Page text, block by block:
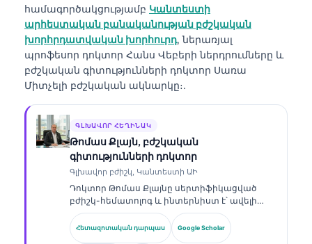
համագործակցությամբ Կանտեստի
արհեստական բանականության բժշկական
խորհրդատվական խորհուրդ, ներառյալ
պրոֆեսոր դոկտոր Հանս Վեբերի ներդրումները և
բժշկական գիտությունների դոկտոր Սառա
Միտչելի բժշկական ակնարկը։.
ԳԼԽԱՎՈՐ ՀԵՂԻՆԱԿ
Թոմաս Քլայն, բժշկական
գիտությունների դոկտոր
Գլխավոր բժիշկ, Կանտեստի ԱԻ
Դոկտոր Թոմաս Քլայնը սերտիֆիկացված
բժիշկ-հեմատոլոգ և ինտերնիստ է՝ ավելի
քան 15 տարվա փորձով լաբորատոր
բժշկության և ԱԻ-ի օգնությամբ կլինիկական
վերլուծության ոլորտում։ Որպես Kantesti AI-ի
Հետազոտական դարպաս Google Scholar